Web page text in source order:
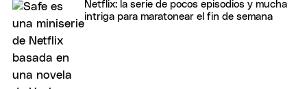
Netflix: la serie de pocos episodios y mucha
intriga para maratonear el fin de semana